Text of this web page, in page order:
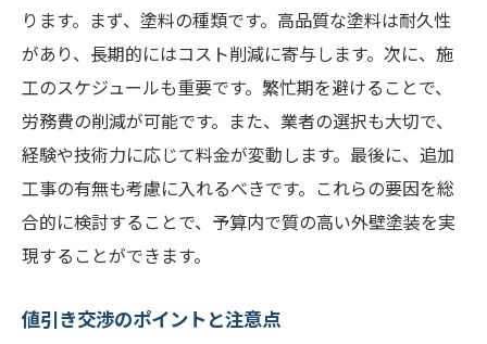
ります。まず、塗料の種類です。高品質な塗料は耐久性
があり、長期的にはコスト削減に寄与します。次に、施
工のスケジュールも重要です。繁忙期を避けることで、
労務費の削減が可能です。また、業者の選択も大切で、
経験や技術力に応じて料金が変動します。最後に、追加
工事の有無も考慮に入れるべきです。これらの要因を総
合的に検討することで、予算内で質の高い外壁塗装を実
現することができます。
値引き交渉のポイントと注意点